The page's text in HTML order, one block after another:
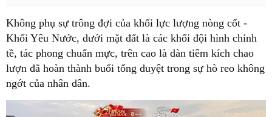
Không phụ sự trông đợi của khối lực lượng nòng cốt -
Khối Yêu Nước, dưới mặt đất là các khối đội hình chỉnh
tề, tác phong chuẩn mực, trên cao là dàn tiêm kích chao
lượn đã hoàn thành buổi tổng duyệt trong sự hò reo không
ngớt của nhân dân.